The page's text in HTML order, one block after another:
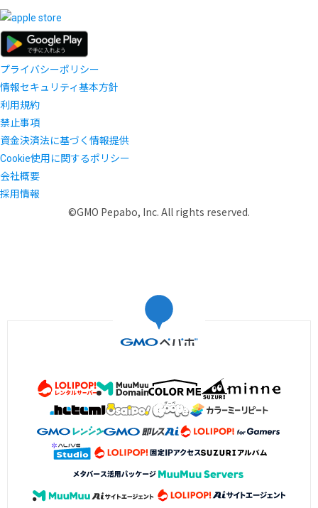
プライバシーポリシー
情報セキュリティ基本方針
利用規約
禁止事項
資金決済法に基づく情報提供
Cookie使用に関するポリシー
会社概要
採用情報
©GMO Pepabo, Inc. All rights reserved.